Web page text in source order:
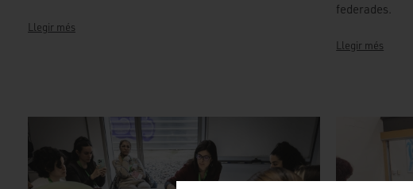
Llegir més
federades.
Llegir més